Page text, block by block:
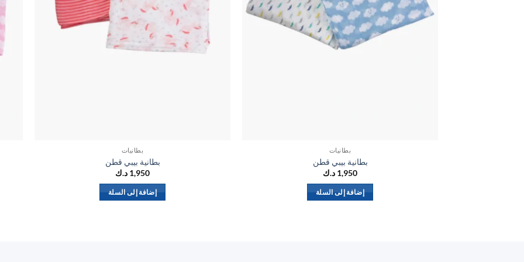
بطانيات
بطانية بيبي قطن
1,950 د.ك
إضافة إلى السلة
بطانيات
بطانية بيبي قطن
1,950 د.ك
إضافة إلى السلة